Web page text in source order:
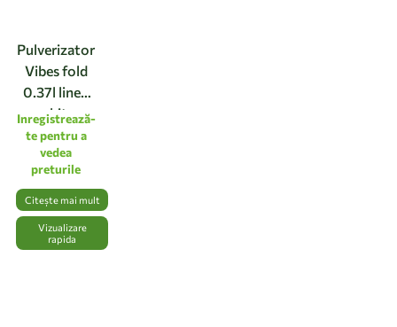
Pulverizator
Vibes fold
0.37l linen
white
Inregistrează-
te pentru a
vedea
preturile
Citește mai mult
Vizualizare
rapida